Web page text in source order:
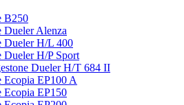
B250
Alenza
H/L 400
H/P Sport
Dueler H/T 684 II
EP100 A
EP150